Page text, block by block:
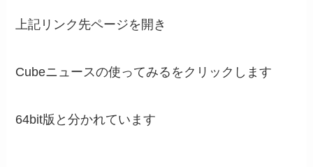
上記リンク先ページを開き
Cubeニュースの使ってみるをクリックします
64bit版と分かれています